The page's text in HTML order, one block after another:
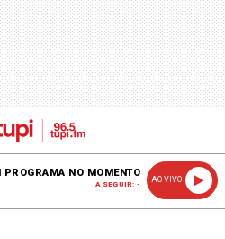
PROGRAMA NO MOMENTO
A SEGUIR: -
AO VIVO